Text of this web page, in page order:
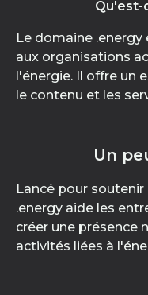
Qu'est-
Le domaine
aux organisations
l'énergie. Il offre un
le contenu et les
Un
Lancé pour
.energy aide les
créer une présence
activités liées à